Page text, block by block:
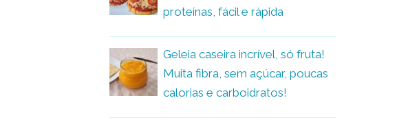
proteínas, fácil e rápida
Geleia caseira incrível, só fruta!
Muita fibra, sem açúcar, poucas
calorias e carboidratos!